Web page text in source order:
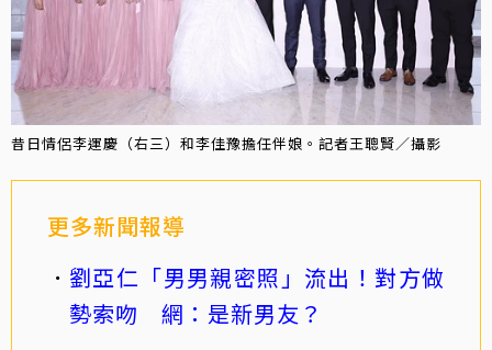
昔日情侶李運慶（右三）和李佳豫擔任伴娘。記者王聰賢／攝影
更多新聞報導
劉亞仁「男男親密照」流出！對方做
勢索吻 網：是新男友？